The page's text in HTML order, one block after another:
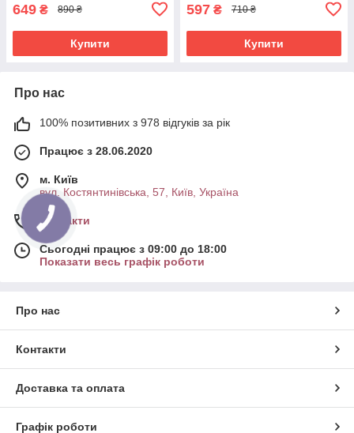
649 ₴ 890 ₴
Купити
597 ₴ 710 ₴
Купити
Про нас
100% позитивних з 978 відгуків за рік
Працює з 28.06.2020
м. Київ
вул. Костянтинівська, 57, Київ, Україна
Контакти
Сьогодні працює з 09:00 до 18:00
Показати весь графік роботи
Про нас
Контакти
Доставка та оплата
Графік роботи